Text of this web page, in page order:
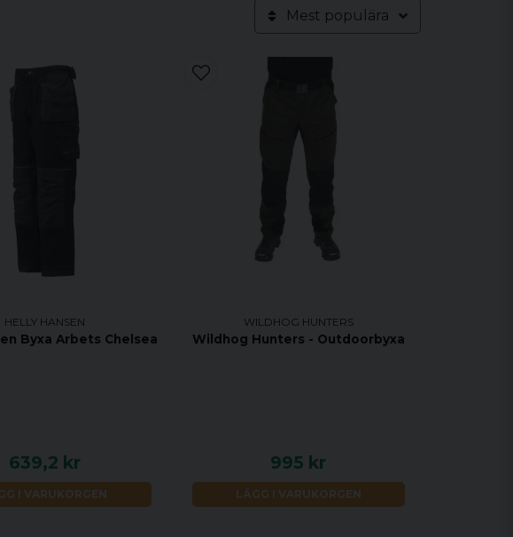
Mest populära
HELLY HANSEN
Byxa Arbets Chelsea
639,2 kr
I VARUKORGEN
WILDHOG HUNTERS
Wildhog Hunters - Outdoorbyxa
995 kr
LÄGG I VARUKORGEN